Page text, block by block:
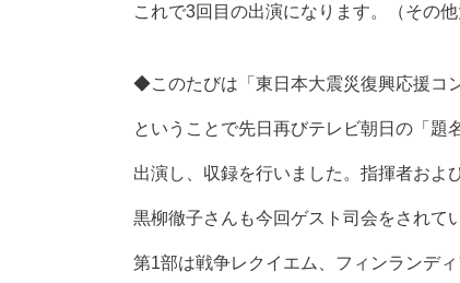
これで3回目の出演になります。（その他
◆このたびは「東日本大震災復興応援コ
ということで先日再びテレビ朝日の「題
出演し、収録を行いました。指揮者およ
黒柳徹子さんも今回ゲスト司会をされて
第1部は戦争レクイエム、フィンランデ